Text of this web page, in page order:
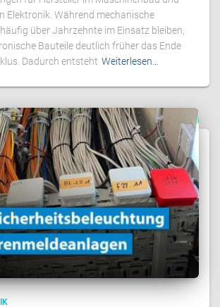
Elektronik. Während mechanische
über Jahrzehnte im Einsatz bleiben,
Bauteile deutlich früher das Ende
Dadurch entsteht Weiterlesen…